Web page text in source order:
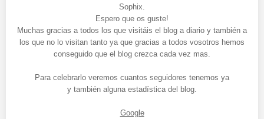
Sophix.
Espero que os guste!
Muchas gracias a todos los que visitáis el blog a diario y también a
los que no lo visitan tanto ya que gracias a todos vosotros hemos
conseguido que el blog crezca cada vez mas.
Para celebrarlo veremos cuantos seguidores tenemos ya
y también alguna estadística del blog.
Google